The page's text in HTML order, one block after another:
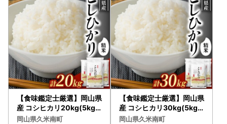
【食味鑑定士厳選】岡山県
産 コシヒカリ20kg(5kg×
4袋)【1643913】
岡山県久米南町
【食味鑑定士厳選】岡山県
産 コシヒカリ30kg(5kg×
6袋)【1643915】
岡山県久米南町